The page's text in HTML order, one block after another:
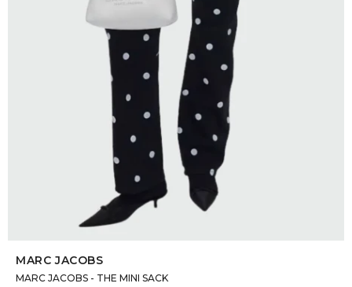
MARC JACOBS
MARC JACOBS - THE MINI SACK